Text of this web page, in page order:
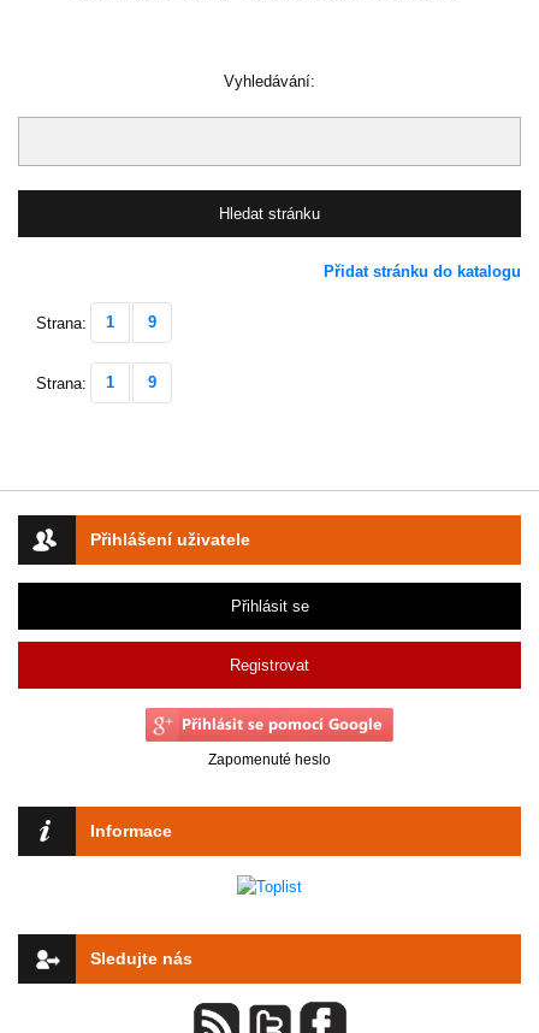
Přihlášení uživatele
Přihlásit se
Registrovat
Zapomenuté heslo
Informace
Sledujte nás
Vyhledávání:
Přidat stránku do katalogu
Strana: 1 9
Strana: 1 9